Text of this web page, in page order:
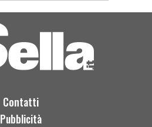
Contatti
Pubblicità